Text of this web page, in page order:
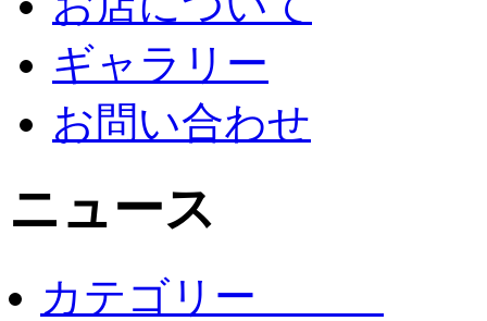
ギャラリー
お問い合わせ
ニュース
カテゴリー